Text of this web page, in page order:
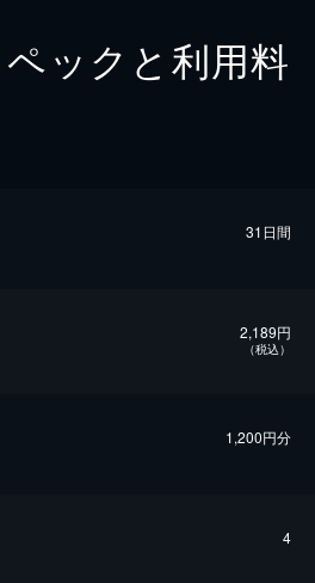
ックと利用料
31日間
2,189円
（税込）
1,200円分
4